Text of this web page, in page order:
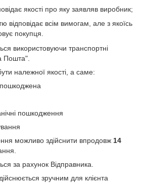
якості про яку заявляв виробник;
відповідає всім вимогам, але з якоїсь
покупця.
використовуючи транспортні
Пошта".
належної якості, а саме:
пошкодження
можливо здійснити впродовж 14
за рахунок Відправника.
зручним для клієнта